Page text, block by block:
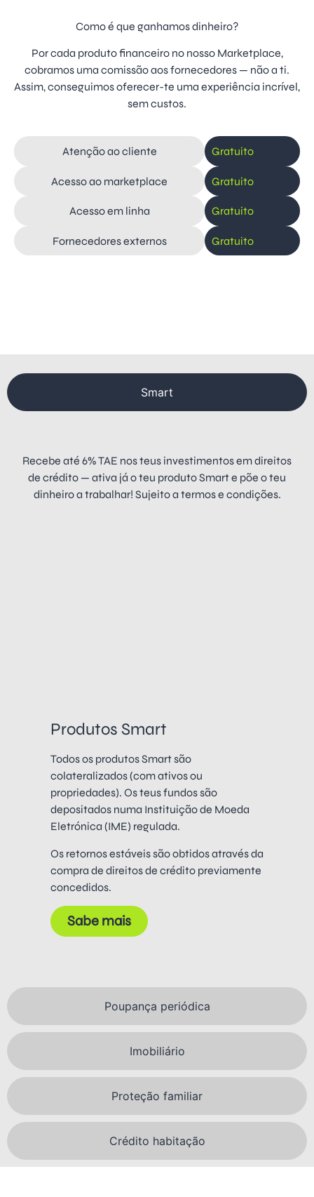
Como é que ganhamos dinheiro?
Por cada produto financeiro no nosso Marketplace,
cobramos uma comissão aos fornecedores — não a ti.
Assim, conseguimos oferecer-te uma experiência incrível,
sem custos.
Atenção ao cliente Gratuito
Acesso ao marketplace Gratuito
Acesso em linha Gratuito
Fornecedores externos Gratuito
Smart
Poupança periódica
Imobiliário
Proteção familiar
Crédito habitação
Recebe até 6% TAE nos teus investimentos em direitos
de crédito — ativa já o teu produto Smart e põe o teu
dinheiro a trabalhar! Sujeito a termos e condições.
Produtos Smart
Todos os produtos Smart são
colateralizados (com ativos ou
propriedades). Os teus fundos são
depositados numa Instituição de Moeda
Eletrónica (IME) regulada.
Os retornos estáveis são obtidos através da
compra de direitos de crédito previamente
concedidos.
Sabe mais